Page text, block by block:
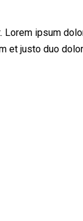
Lorem ipsum
et justo duo